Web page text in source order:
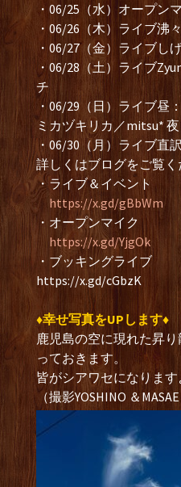
・06/25（水）オープン
・06/26（木）ライブ沸
・06/27（金）ライブし
・06/28（土）ライブ
チ
・06/29（日）ライブ昼
ミカヅキリカ／mitsu*
・06/30（月）ライブ直
詳しくはブログをご覧く
・ライブ＆イベント
https://x.gd/gBbWm
・オープンマイク
https://x.gd/YjgOk
・ブッキングライブ
https://x.gd/cGbzK
♦︎幸せ写真をUPします♦︎
鹿児島の空に現れた昇
っておきます。
皆がシアワセになります
（撮影YOSHINO ＆MASAE